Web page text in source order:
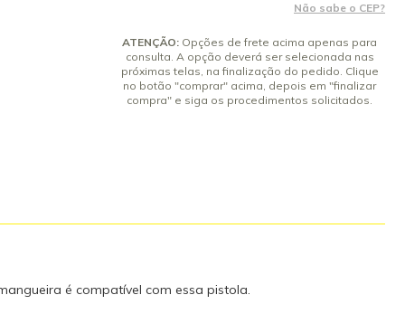
Não sabe o CEP?
ATENÇÃO: Opções de frete acima apenas para
consulta. A opção deverá ser selecionada nas
próximas telas, na finalização do pedido. Clique
no botão "comprar" acima, depois em "finalizar
compra" e siga os procedimentos solicitados.
é compatível com essa pistola.